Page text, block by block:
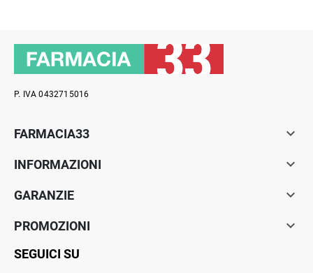
P. IVA 0432715016
FARMACIA33 
INFORMAZIONI 
GARANZIE 
PROMOZIONI 
SEGUICI SU